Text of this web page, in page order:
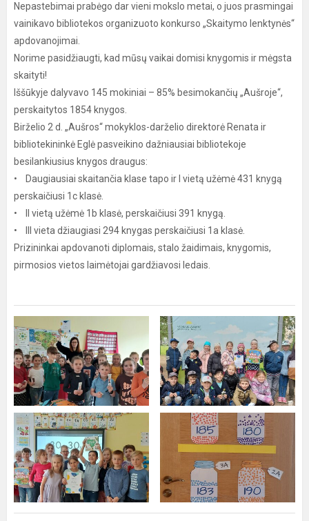
Nepastebimai prabėgo dar vieni mokslo metai, o juos prasmingai
vainikavo bibliotekos organizuoto konkurso „Skaitymo lenktynės“
apdovanojimai.
Norime pasidžiaugti, kad mūsų vaikai domisi knygomis ir mėgsta
skaityti!
Iššūkyje dalyvavo 145 mokiniai – 85% besimokančių „Aušroje“,
perskaitytos 1854 knygos.
Birželio 2 d. „Aušros“ mokyklos-darželio direktorė Renata ir
bibliotekininkė Eglė pasveikino dažniausiai bibliotekoje
besilankiusius knygos draugus:
• Daugiausiai skaitančia klase tapo ir I vietą užėmė 431 knygą
perskaičiusi 1c klasė.
• II vietą užėmė 1b klasė, perskaičiusi 391 knygą.
• III vieta džiaugiasi 294 knygas perskaičiusi 1a klasė.
Prizininkai apdovanoti diplomais, stalo žaidimais, knygomis,
pirmosios vietos laimėtojai gardžiavosi ledais.